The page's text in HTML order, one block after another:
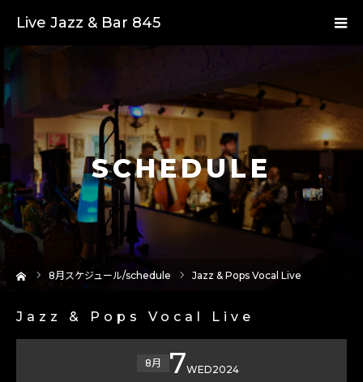
Live Jazz & Bar 845
SCHEDULE
8月スケジュール/schedule Jazz & Pops Vocal Live
Jazz & Pops Vocal Live
8月 7WED2024